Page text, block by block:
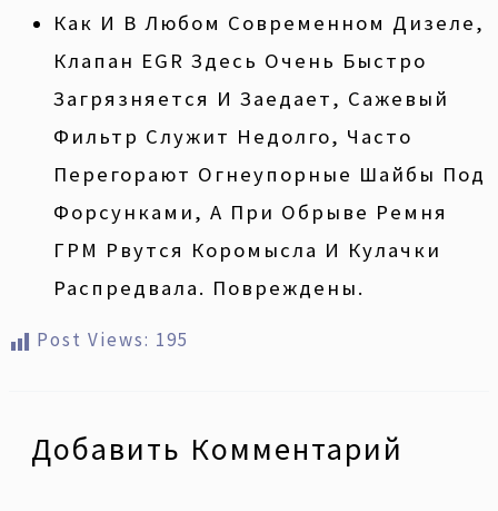
Как И В Любом Современном Дизеле,
Клапан EGR Здесь Очень Быстро
Загрязняется И Заедает, Сажевый
Фильтр Служит Недолго, Часто
Перегорают Огнеупорные Шайбы Под
Форсунками, А При Обрыве Ремня
ГРМ Рвутся Коромысла И Кулачки
Распредвала. Повреждены.
Post Views: 195
Добавить Комментарий